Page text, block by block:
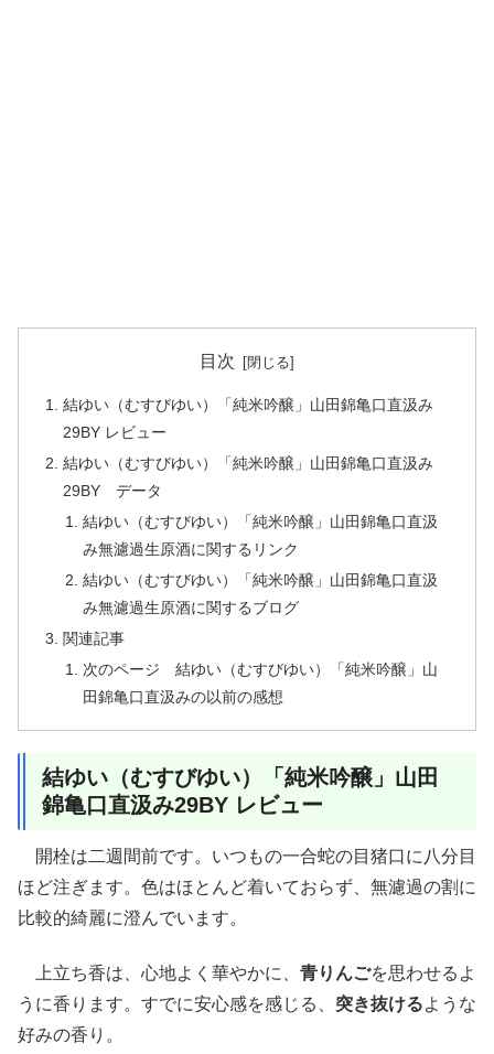
目次
結ゆい（むすびゆい）「純米吟醸」山田錦亀口直汲み
29BY レビュー
結ゆい（むすびゆい）「純米吟醸」山田錦亀口直汲み
29BY データ
結ゆい（むすびゆい）「純米吟醸」山田錦亀口直汲
み無濾過生原酒に関するリンク
結ゆい（むすびゆい）「純米吟醸」山田錦亀口直汲
み無濾過生原酒に関するブログ
関連記事
次のページ 結ゆい（むすびゆい）「純米吟醸」山
田錦亀口直汲みの以前の感想
結ゆい（むすびゆい）「純米吟醸」山田
錦亀口直汲み29BY レビュー
開栓は二週間前です。いつもの一合蛇の目猪口に八分目
ほど注ぎます。色はほとんど着いておらず、無濾過の割に
比較的綺麗に澄んでいます。
上立ち香は、心地よく華やかに、 青りんごを思わせるよ
うに香ります。すでに安心感を感じる、 突き抜けるような
好みの香り。